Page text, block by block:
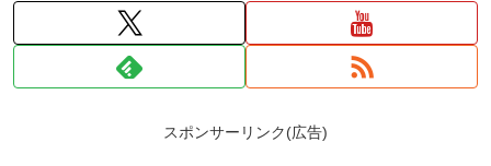
スポンサーリンク(広告)